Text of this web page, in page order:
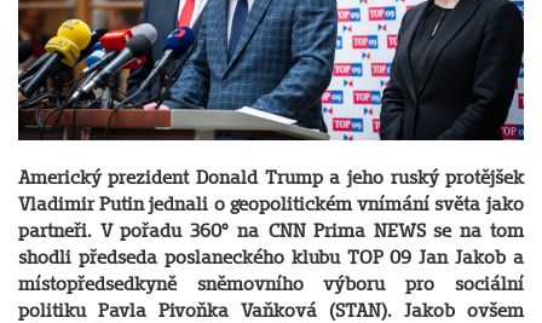
Americký prezident Donald Trump a jeho ruský protějšek
Vladimir Putin jednali o geopolitickém vnímání světa jako
partneři. V pořadu 360° na CNN Prima NEWS se na tom
shodli předseda poslaneckého klubu TOP 09 Jan Jakob a
místopředsedkyně sněmovního výboru pro sociální
politiku Pavla Pivoňka Vaňková (STAN). Jakob ovšem